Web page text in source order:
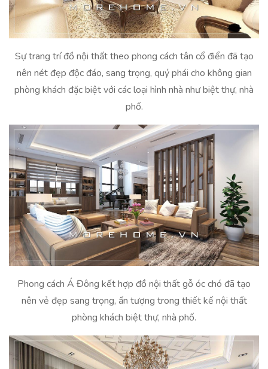
Sự trang trí đồ nội thất theo phong cách tân cổ điển đã tạo
nên nét đẹp độc đáo, sang trọng, quý phái cho không gian
phòng khách đặc biệt với các loại hình nhà như biệt thự, nhà
phố.
Phong cách Á Đông kết hợp đồ nội thất gỗ óc chó đã tạo
nên vẻ đẹp sang trọng, ấn tượng trong thiết kế nội thất
phòng khách biệt thự, nhà phố.